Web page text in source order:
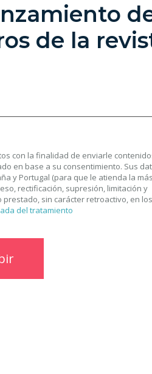
de la
con la finalidad de enviarle
en base a su consentimiento. Sus
y Portugal (para que le atienda la más
rectificación, supresión, limitación y
sin carácter retroactivo, en
del tratamiento